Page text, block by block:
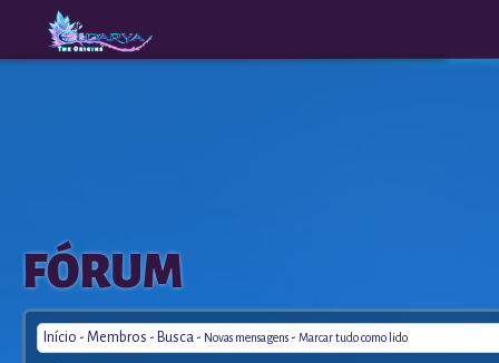
The
Origins
FÓRUM
Início - Membros - Busca - Novas mensagens - Marcar tudo como lido